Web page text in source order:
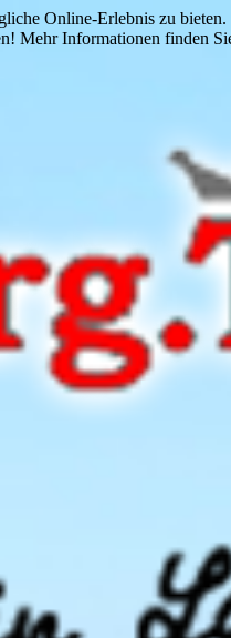
Online-Erlebnis zu
Mehr Informationen finden